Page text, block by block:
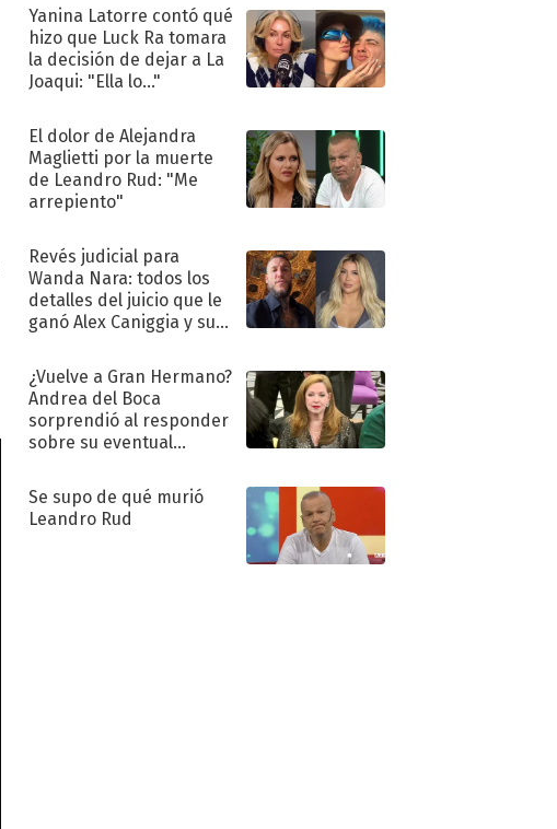
Yanina Latorre contó qué
hizo que Luck Ra tomara
la decisión de dejar a La
Joaqui: "Ella lo..."
El dolor de Alejandra
Maglietti por la muerte
de Leandro Rud: "Me
arrepiento"
Revés judicial para
Wanda Nara: todos los
detalles del juicio que le
ganó Alex Caniggia y sus
¿Vuelve a Gran Hermano?
Andrea del Boca
sorprendió al responder
sobre su eventual
Se supo de qué murió
Leandro Rud